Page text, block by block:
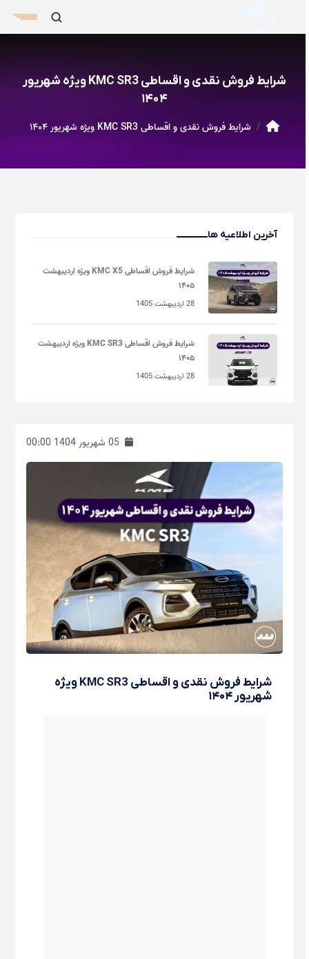
شرایط فروش نقدی و اقساطی KMC SR3 ویژه شهریور
۱۴۰۴
شرایط فروش نقدی و اقساطی KMC SR3 ویژه شهریور ۱۴۰۴
آخرین اطلاعیه ها
شرایط فروش اقساطی KMC X5 ویژه اردیبهشت
۱۴۰۵
28 اردیبهشت 1405
شرایط فروش اقساطی KMC SR3 ویژه اردیبهشت
۱۴۰۵
28 اردیبهشت 1405
شرایط فروش نقدی و اقساطی KMC SR3 ویژه
شهریور ۱۴۰۴